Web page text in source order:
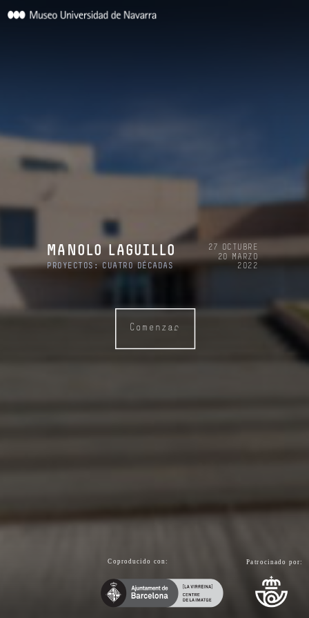
Patrocinado por:
Coproducido con:
27 OCTUBRE
20 MARZO
2022
MANOLO LAGUILLO
PROYECTOS: CUATRO DÉCADAS
Comenzar